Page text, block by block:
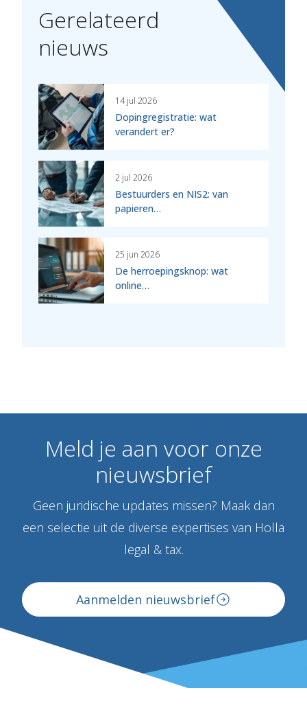
Gerelateerd
nieuws
14 jul 2026
Dopingregistratie: wat
verandert er?
2 jul 2026
Bestuurders en NIS2: van
papieren…
25 jun 2026
De herroepingsknop: wat
online…
Meld je aan voor onze
nieuwsbrief
Geen juridische updates missen? Maak dan
een selectie uit de diverse expertises van Holla
legal & tax.
Aanmelden nieuwsbrief